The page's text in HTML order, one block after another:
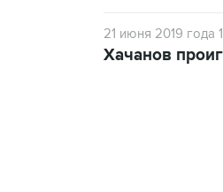
21 июня 2019 года
Хачанов